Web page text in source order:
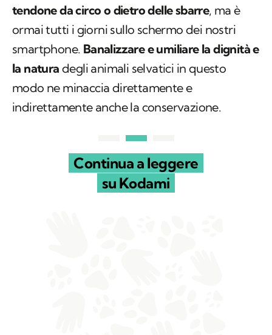
tendone da circo o dietro delle sbarre, ma è
ormai tutti i giorni sullo schermo dei nostri
smartphone. Banalizzare e umiliare la dignità e
la natura degli animali selvatici in questo
modo ne minaccia direttamente e
indirettamente anche la conservazione.
Continua a leggere
su Kodami